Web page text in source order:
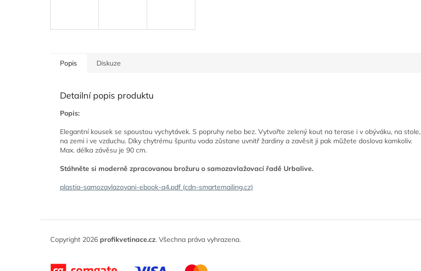
Popis Diskuze
Detailní popis produktu
Popis:
Elegantní kousek se spoustou vychytávek. S popruhy nebo bez. Vytvořte zelený kout na terase i v obýváku, na stole,
na zemi i ve vzduchu. Díky chytrému špuntu voda zůstane uvnitř žardiny a zavěsit ji pak můžete doslova kamkoliv.
Max. délka závěsu je 90 cm.
Stáhněte si moderně zpracovanou brožuru o samozavlažovací řadě Urbalive.
plastia-samozavlazovani-ebook-a4.pdf (cdn-smartemailing.cz)
Copyright 2026 profikvetinace.cz. Všechna práva vyhrazena.